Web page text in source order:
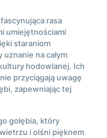
rasa
umiejętnościami
staraniom
uznanie na całym
hodowlanej. Ich
przyciągają uwagę
zapewniając tej
gołębia, który
i olśni pięknem